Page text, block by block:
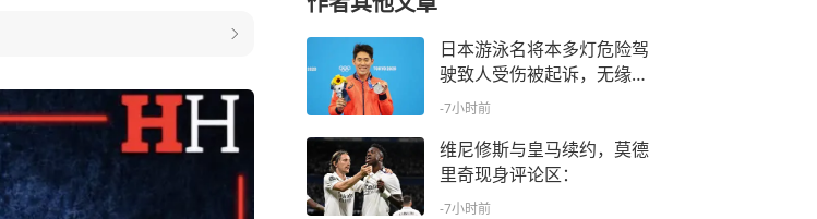
日本游泳名将本多灯危险驾
驶致人受伤被起诉，无缘今
年亚运会
-7小时前
维尼修斯与皇马续约，莫德
里奇现身评论区： ️
-7小时前